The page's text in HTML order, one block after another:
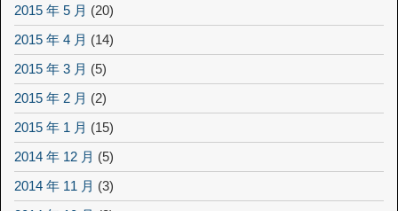
2015 年 5 月 (20)
2015 年 4 月 (14)
2015 年 3 月 (5)
2015 年 2 月 (2)
2015 年 1 月 (15)
2014 年 12 月 (5)
2014 年 11 月 (3)